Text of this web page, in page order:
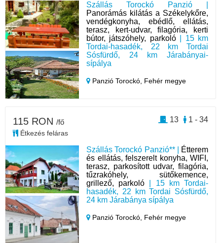
Szállás Torockó Panzió |
Panorámás kilátás a Székelykőre,
vendégkonyha, ebédlő, ellátás,
terasz, kert-udvar, filagória, kerti
bútor, játszóhely, parkoló| 15 km
Tordai-hasadék, 22 km Tordai
Sósfürdő, 24 km Járabányai-
sípálya
Panzió Torockó, Fehér megye
Szállás Torockó Panzió** |
Étterem
és ellátás, felszerelt konyha, WIFI,
terasz, parkosított udvar, filagória,
tűzrakóhely, sütőkemence,
grillező, parkoló | 15 km Tordai-
hasadék, 22 km Tordai Sósfürdő,
24 km Járabánya sípálya
Panzió Torockó, Fehér megye
115 RON /fő
Étkezés feláras
1 - 34
13